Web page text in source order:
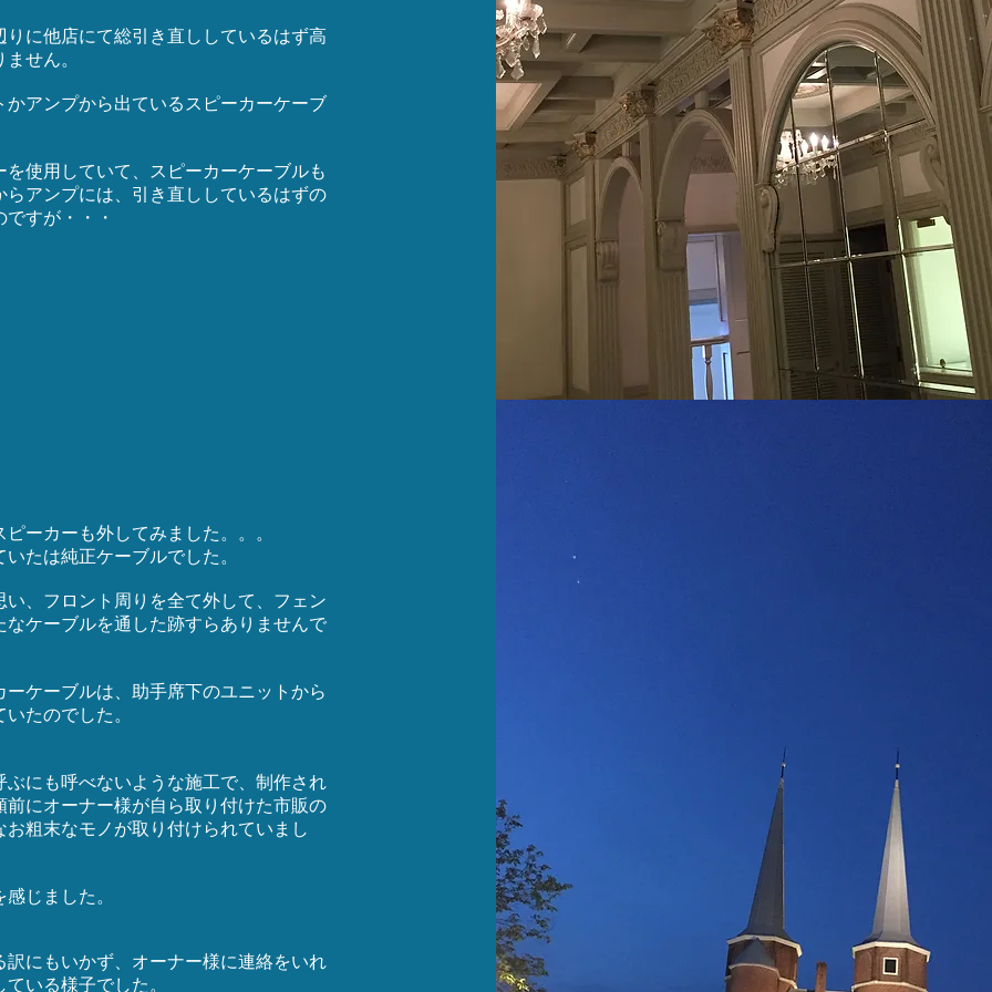
に他店にて総引き直ししているはず高
せん。
アンプから出ているスピーカーケーブ
使用していて、スピーカーケーブルも
アンプには、引き直ししているはずの
すが・・・
ーカーも外してみました。。。
たは純正ケーブルでした。
、フロント周りを全て外して、フェン
ケーブルを通した跡すらありませんで
ケーブルは、助手席下のユニットから
たのでした。
にも呼べないような施工で、制作され
にオーナー様が自ら取り付けた市販の
粗末なモノが取り付けられていまし
じました。
にもいかず、オーナー様に連絡をいれ
いる様子でした。